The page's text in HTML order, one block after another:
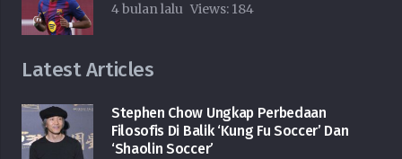
4 bulan lalu Views: 184
Latest Articles
Stephen Chow Ungkap Perbedaan
Filosofis Di Balik ‘Kung Fu Soccer’ Dan
‘Shaolin Soccer’